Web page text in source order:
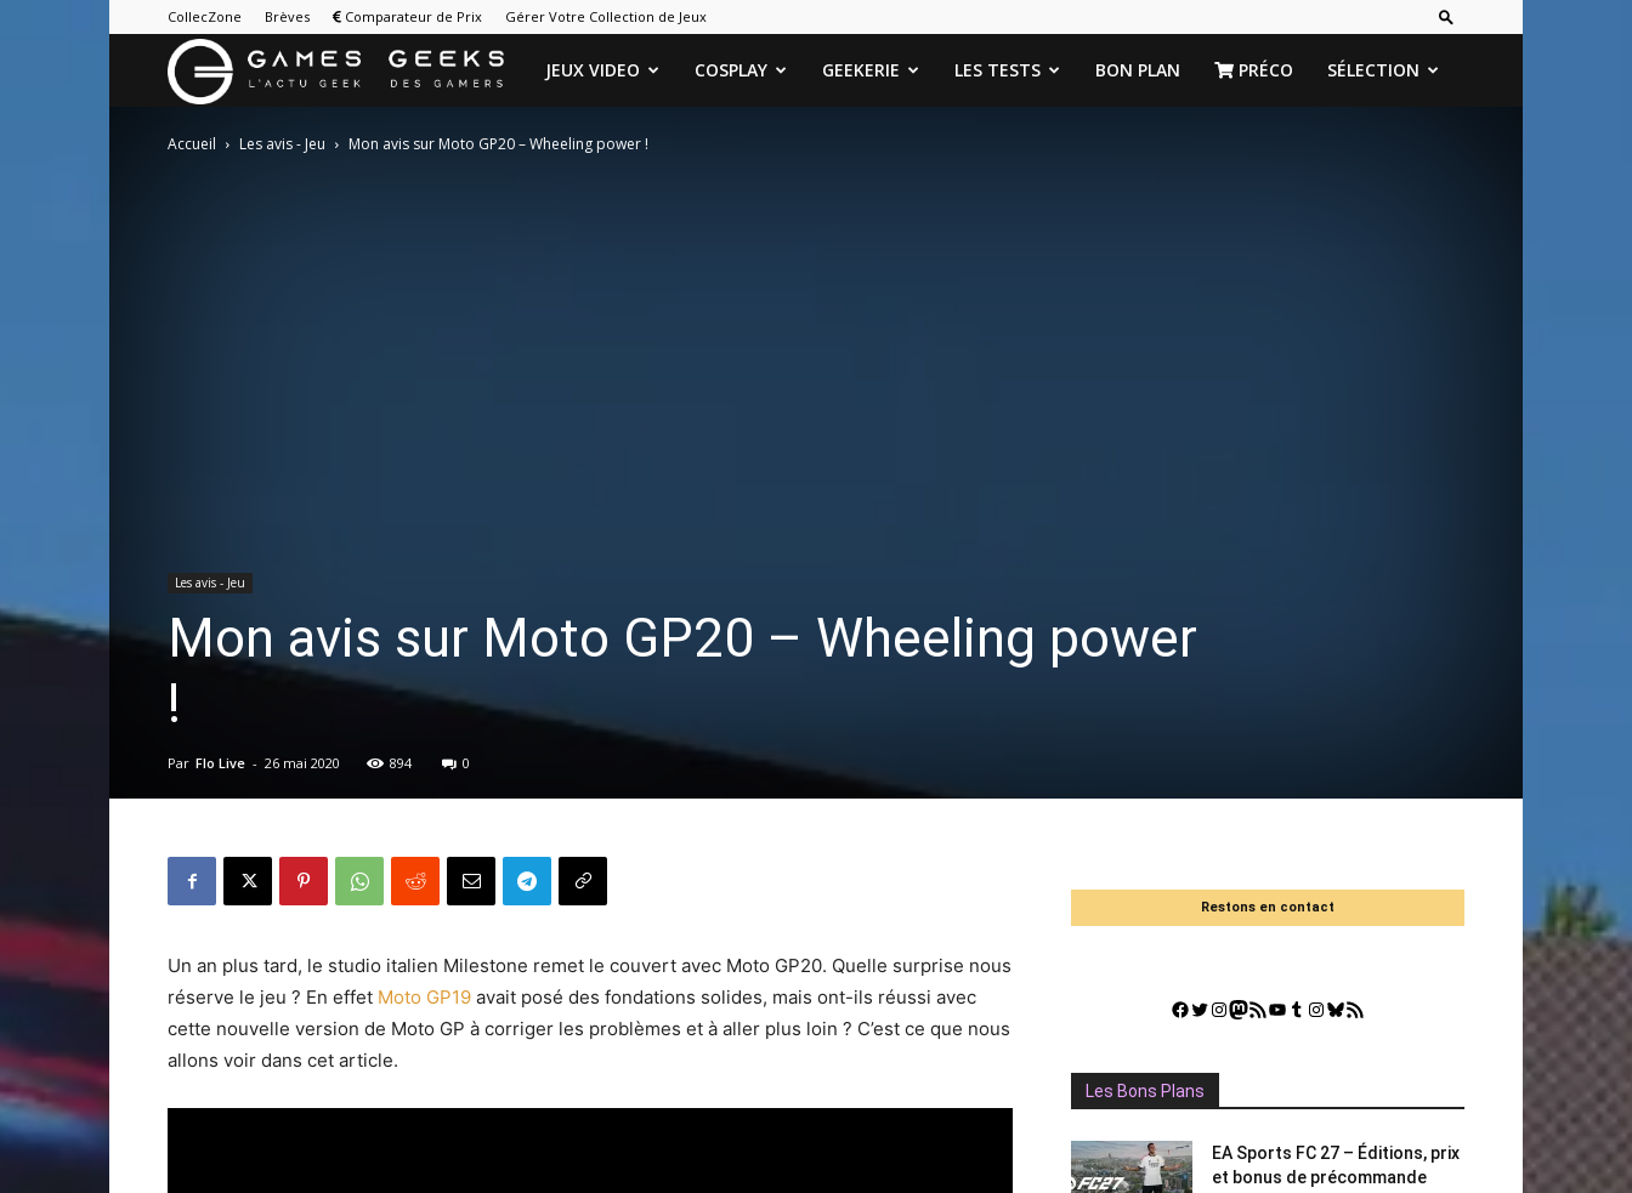
CollecZone Brèves Comparateur de Prix Gérer Votre Collection de Jeux
Games
&
JEUX VIDEO COSPLAY GEEKERIE LES TESTS BON PLAN PRÉCO SÉLECTION
Accueil Les avis - Jeu Mon avis sur Moto GP20 – Wheeling power !
Les avis - Jeu
Mon avis sur Moto GP20 – Wheeling power
!
Par Flo Live - 26 mai 2020 894 0
Un an plus tard, le studio italien Milestone remet le couvert avec Moto GP20. Quelle surprise nous
réserve le jeu ? En effet Moto GP19 avait posé des fondations solides, mais ont-ils réussi avec
cette nouvelle version de Moto GP à corriger les problèmes et à aller plus loin ? C’est ce que nous
allons voir dans cet article.
Restons en contact
Facebook
Twitter
Instagram
Mastodon
Flux RSSYouTube
Tumblr
Instagram
Bluesky
GestGame
Les Bons Plans
EA Sports FC 27 – Éditions, prix
et bonus de précommande